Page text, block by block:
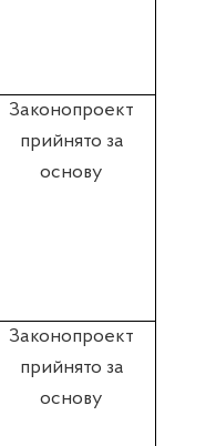
Законопроект
прийнято за
основу
Законопроект
прийнято за
основу